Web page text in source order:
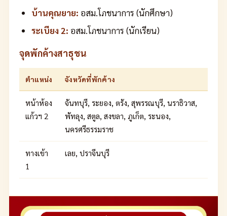
บ้านคุณยาย: อสม.โภชนาการ (นักศึกษา)
ระเบียง 2: อสม.โภชนาการ (นักเรียน)
จุดพักค้างสาธุชน
ตำแหน่ง จังหวัดที่พักค้าง
หน้าห้อง
แก้วฯ 2
จันทบุรี, ระยอง, ตรัง, สุพรรณบุรี, นราธิวาส,
พัทลุง, สตูล, สงขลา, ภูเก็ต, ระนอง,
นครศรีธรรมราช
ทางเข้า
1
เลย, ปราจีนบุรี